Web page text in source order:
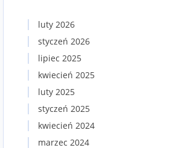
luty 2026
styczeń 2026
lipiec 2025
kwiecień 2025
luty 2025
styczeń 2025
kwiecień 2024
marzec 2024